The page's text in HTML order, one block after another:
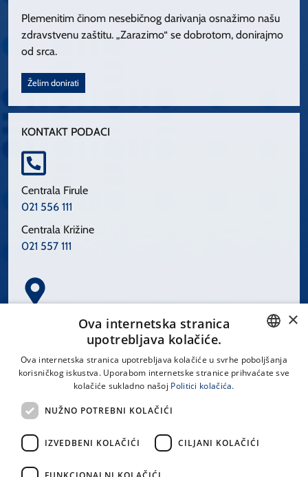
Plemenitim činom nesebičnog darivanja osnažimo našu
zdravstvenu zaštitu. „Zarazimo“ se dobrotom, donirajmo
od srca.
Želim donirati
KONTAKT PODACI
Centrala Firule
021 556 111
Centrala Križine
021 557 111
Spinčićeva 1, 21000 Split
LINKOVI
Uvjeti korištenja
CROATIAN
×
Ova internetska stranica
upotrebljava kolačiće.
Ova internetska stranica upotrebljava kolačiće u svrhe poboljšanja
korisničkog iskustva. Uporabom internetske stranice prihvaćate sve
kolačiće sukladno našoj Politici kolačića.
NUŽNO POTREBNI KOLAČIĆI
IZVEDBENI KOLAČIĆI CILJANI KOLAČIĆI